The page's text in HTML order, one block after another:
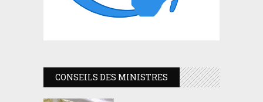
CONSEILS DES MINISTRES